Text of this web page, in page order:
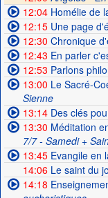
12:04Homélie de
12:15Une page
12:30 Chronique
12:43 En parler
12:53 Parlons philo
13:00 Le Sacré-
Sienne
13:14Des clés
13:30 Méditation
7/7 - Samedi +
13:45Evangile en
14:06Le saint du
14:18